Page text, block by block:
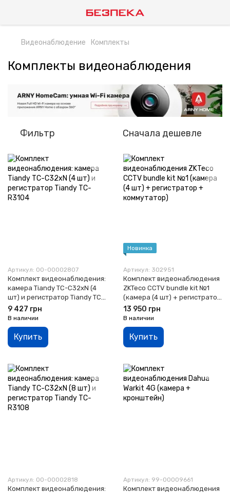
Видеонаблюдение Комплекты
Комплекты видеонаблюдения
Фильтр Сначала дешевле
Артикул: 00-00002807
Комплект видеонаблюдения:
камера Tiandy TC-C32xN (4
шт) и регистратор Tiandy TC-
R3104
9 427 грн
В наличии
Купить
Новинка
Артикул: 302951
Комплект видеонаблюдения
ZKTeco CCTV bundle kit №1
(камера (4 шт) + регистратор
+ коммутатор)
13 950 грн
В наличии
Купить
Артикул: 00-00002818
Комплект видеонаблюдения:
Артикул: 99-00009661
Комплект видеонаблюдения